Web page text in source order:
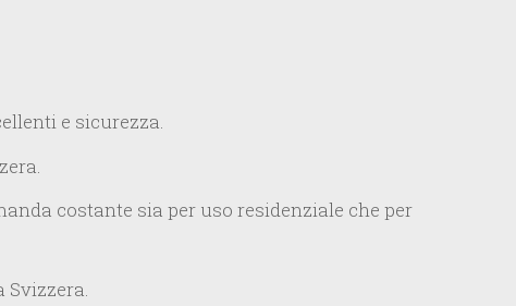
e sicurezza.
costante sia per uso residenziale che per